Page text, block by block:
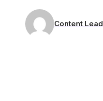
Content Lead